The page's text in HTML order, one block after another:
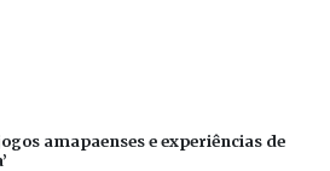
amapaenses e experiências de